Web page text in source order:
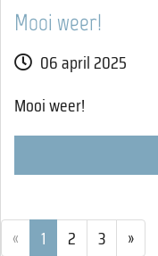
Mooi weer!
06 april 2025
Mooi weer!
« 1 2 3 »